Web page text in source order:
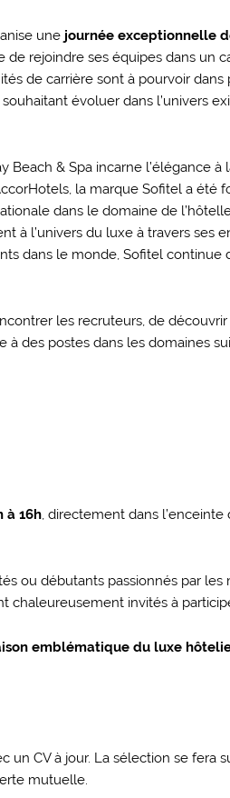
une journée exceptionnelle
rejoindre ses équipes dans un
de carrière sont à pourvoir dans
évoluer dans l’univers
Beach & Spa incarne l’élégance à
la marque Sofitel a été
dans le domaine de
à l’univers du luxe à travers ses
dans le monde, Sofitel continue
les recruteurs, de
des postes dans les domaines
à 16h, directement dans l’enceinte
ou débutants passionnés par les
chaleureusement invités à
emblématique du luxe
un CV à jour. La sélection se fera
mutuelle.